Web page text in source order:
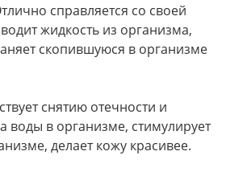
справляется со своей
жидкость из организма,
скопившуюся в организме
снятию отечности и
воды в организме, стимулирует
делает кожу красивее.